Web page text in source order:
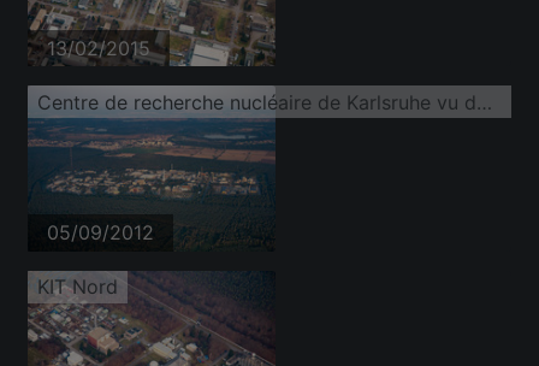
13/02/2015
Centre de recherche nucléaire de Karlsruhe vu de l'est
05/09/2012
KIT Nord